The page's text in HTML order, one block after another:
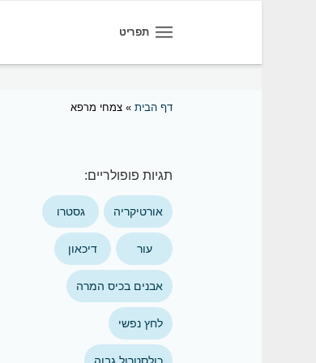
תפריט
דף הבית» צמחי מרפא
תגיות פופולריים:
אורטיקריה גסטרו
עור דיכאון
אבנים בכיס המרה
לחץ נפשי